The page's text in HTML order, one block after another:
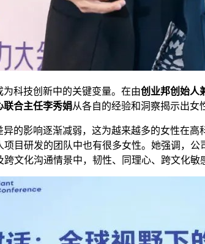
科技创新中的关键变量。在由创业邦创始人
联合主任李秀娟从各自的经验和洞察揭示出女
的影响逐渐减弱，这为越来越多的女性在
目研发的团队中也有很多女性。她强调，
文化沟通情景中，韧性、同理心、跨文化敏